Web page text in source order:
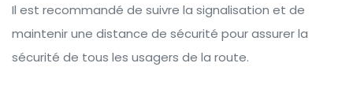
Il est recommandé de suivre la signalisation et de
maintenir une distance de sécurité pour assurer la
sécurité de tous les usagers de la route.